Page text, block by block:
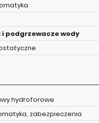
i podgrzewacze wody
hydroforowe
zabezpieczenia